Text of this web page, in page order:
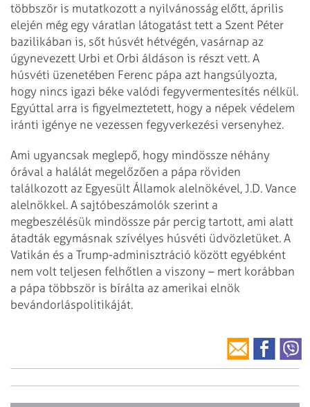
többször is mutatkozott a nyilvánosság előtt, április
elején még egy váratlan látogatást tett a Szent Péter
bazilikában is, sőt húsvét hétvégén, vasárnap az
úgynevezett Urbi et Orbi áldáson is részt vett. A
húsvéti üzenetében Ferenc pápa azt hangsúlyozta,
hogy nincs igazi béke valódi fegyvermentesítés nélkül.
Egyúttal arra is figyelmeztetett, hogy a népek védelem
iránti igénye ne vezessen fegyverkezési versenyhez.
Ami ugyancsak meglepő, hogy mindössze néhány
órával a halálát megelőzően a pápa röviden
találkozott az Egyesült Államok alelnökével, J.D. Vance
alelnökkel. A sajtóbeszámolók szerint a
megbeszélésük mindössze pár percig tartott, ami alatt
átadták egymásnak szívélyes húsvéti üdvözletüket. A
Vatikán és a Trump-adminisztráció között egyébként
nem volt teljesen felhőtlen a viszony – mert korábban
a pápa többször is bírálta az amerikai elnök
bevándorláspolitikáját.